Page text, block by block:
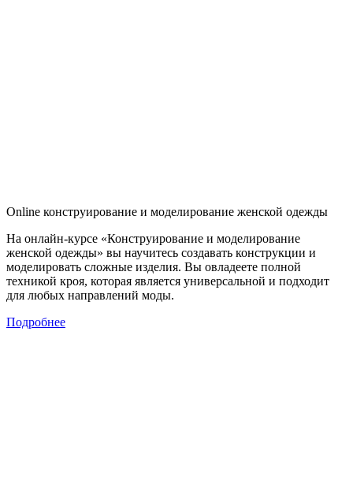
Online конструирование и моделирование женской одежды
На онлайн-курсе «Конструирование и моделирование
женской одежды» вы научитесь создавать конструкции и
моделировать сложные изделия. Вы овладеете полной
техникой кроя, которая является универсальной и подходит
для любых направлений моды.
Подробнее